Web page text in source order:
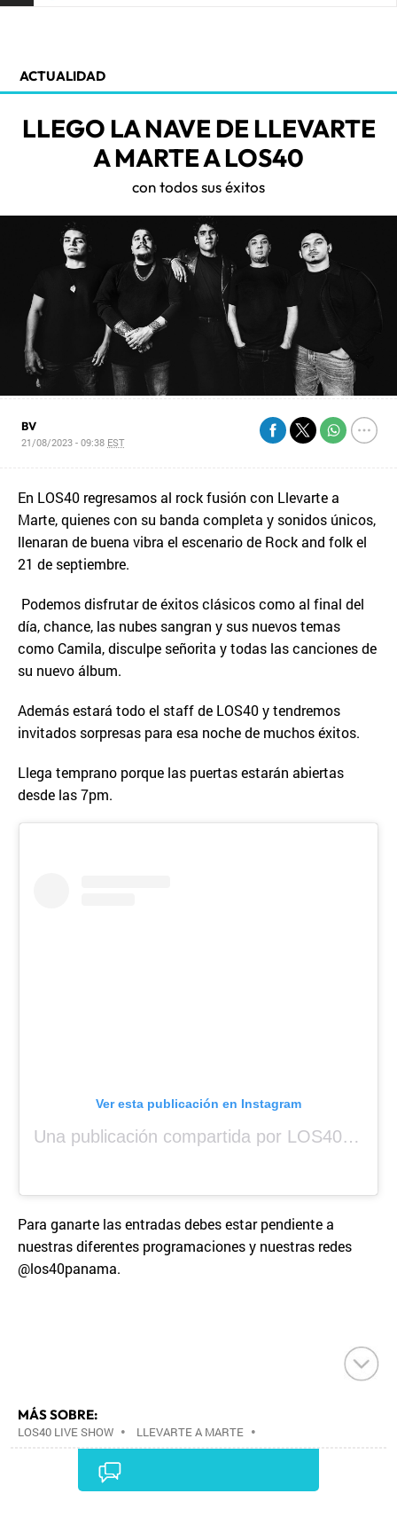
ACTUALIDAD
LLEGO LA NAVE DE LLEVARTE
A MARTE A LOS40
con todos sus éxitos
BV
21/08/2023 - 09:38 EST
En LOS40 regresamos al rock fusión con Llevarte a
Marte, quienes con su banda completa y sonidos únicos,
llenaran de buena vibra el escenario de Rock and folk el
21 de septiembre.
Podemos disfrutar de éxitos clásicos como al final del
día, chance, las nubes sangran y sus nuevos temas
como Camila, disculpe señorita y todas las canciones de
su nuevo álbum.
Además estará todo el staff de LOS40 y tendremos
invitados sorpresas para esa noche de muchos éxitos.
Llega temprano porque las puertas estarán abiertas
desde las 7pm.
Ver esta publicación en Instagram
Una publicación compartida por LOS40 Panamá (@los40panama)
Para ganarte las entradas debes estar pendiente a
nuestras diferentes programaciones y nuestras redes
@los40panama.
MÁS SOBRE:
LOS40 LIVE SHOW • LLEVARTE A MARTE •
CONCIERTOS•LOS40•GRUPOS MÚSICA•
EVENTOS MUSICALES
•RADIO•AGENDA•PRISA MEDIA•